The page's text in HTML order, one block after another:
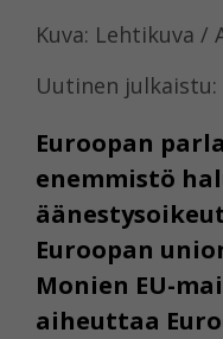
Kuva: Lehtikuva /
Uutinen julkaistu:
Euroopan
enemmistö
Euroopan
Monien EU-
aiheuttaa